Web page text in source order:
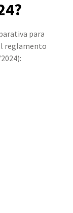
para
reglamento